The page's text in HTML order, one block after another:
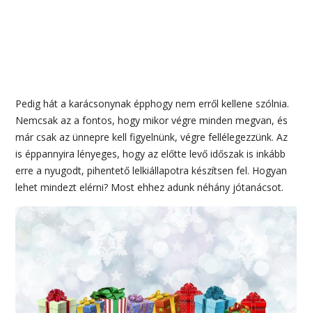
Pedig hát a karácsonynak épphogy nem erről kellene szólnia.
Nemcsak az a fontos, hogy mikor végre minden megvan, és
már csak az ünnepre kell figyelnünk, végre fellélegezzünk. Az
is éppannyira lényeges, hogy az előtte levő időszak is inkább
erre a nyugodt, pihentető lelkiállapotra készítsen fel. Hogyan
lehet mindezt elérni? Most ehhez adunk néhány jótanácsot.